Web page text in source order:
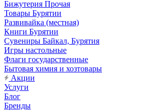
Бижутерия Прочая
Товары Бурятии
Развивайка (местная)
Книги Бурятии
Сувениры Байкал, Бурятия
Игры настольные
Флаги государственные
Бытовая химия и хозтовары
Акции
Услуги
Блог
Бренды